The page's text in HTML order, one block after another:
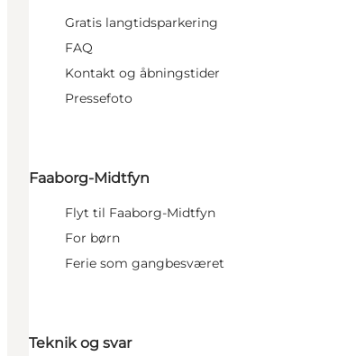
Gratis langtidsparkering
FAQ
Kontakt og åbningstider
Pressefoto
Faaborg-Midtfyn
Flyt til Faaborg-Midtfyn
For børn
Ferie som gangbesværet
Teknik og svar